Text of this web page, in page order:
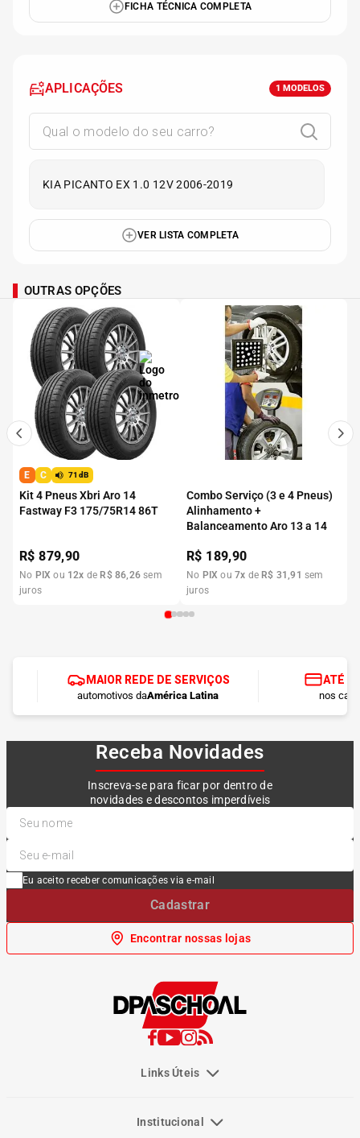
FICHA TÉCNICA COMPLETA
APLICAÇÕES 1 MODELOS
KIA PICANTO EX 1.0 12V 2006-2019
VER LISTA COMPLETA
OUTRAS OPÇÕES
E C 71dB
Kit 4 Pneus Xbri Aro 14
Fastway F3 175/75R14 86T
R$879,90
No PIX ou 12x de R$ 86,26 sem
juros
Combo Serviço (3 e 4 Pneus)
Alinhamento +
Balanceamento Aro 13 a 14
R$ 189,90
No PIX ou7x de R$ 31 ,91 sem
juros
MAIOR REDE DE SERVIÇOS
automotivos daAmérica Latina
ATÉ
nos
Receba Novidades
Inscreva-se para ficar por dentro de
novidades e descontos imperdíveis
Eu aceito receber comunicações via e-mail
Cadastrar
Encontrar nossas lojas
Links Úteis
Institucional